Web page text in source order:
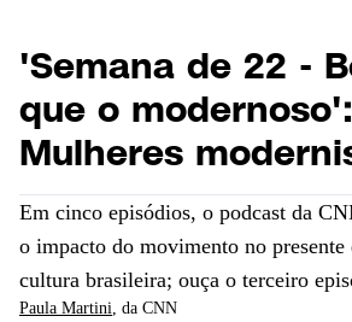
'Semana de 22 -
que o
Mulheres
Em cinco episódios, o podcast da
o impacto do movimento no
cultura brasileira; ouça o terceiro
Paula Martini, da CNN